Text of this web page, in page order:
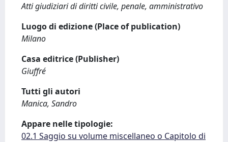
Atti giudiziari di diritti civile, penale, amministrativo
Luogo di edizione (Place of publication)
Milano
Casa editrice (Publisher)
Giuffré
Tutti gli autori
Manica, Sandro
Appare nelle tipologie:
02.1 Saggio su volume miscellaneo o Capitolo di